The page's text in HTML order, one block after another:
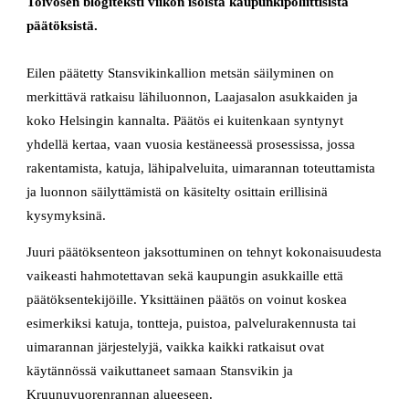
päätöksistä.
Eilen päätetty Stansvikinkallion metsän säilyminen on
merkittävä ratkaisu lähiluonnon, Laajasalon asukkaiden ja
koko Helsingin kannalta. Päätös ei kuitenkaan syntynyt
yhdellä kertaa, vaan vuosia kestäneessä prosessissa, jossa
rakentamista, katuja, lähipalveluita, uimarannan toteuttamista
ja luonnon säilyttämistä on käsitelty osittain erillisinä
kysymyksinä.
Juuri päätöksenteon jaksottuminen on tehnyt kokonaisuudesta
vaikeasti hahmotettavan sekä kaupungin asukkaille että
päätöksentekijöille. Yksittäinen päätös on voinut koskea
esimerkiksi katuja, tontteja, puistoa, palvelurakennusta tai
uimarannan järjestelyjä, vaikka kaikki ratkaisut ovat
käytännössä vaikuttaneet samaan Stansvikin ja
Kruunuvuorenrannan alueeseen.